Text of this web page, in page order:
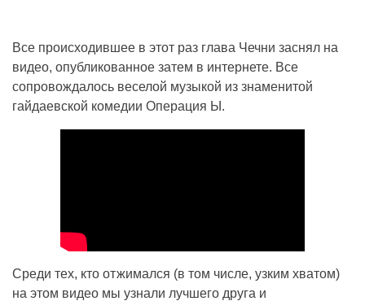
Все происходившее в этот раз глава Чечни заснял на
видео, опубликованное затем в интернете. Все
сопровождалось веселой музыкой из знаменитой
гайдаевской комедии Операция Ы.
Среди тех, кто отжимался (в том числе, узким хватом)
на этом видео мы узнали лучшего друга и